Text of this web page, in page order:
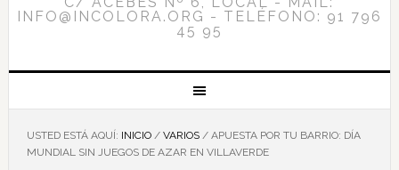
INFO@INCOLORA.ORG - TELÉFONO: 91 796
45 95
USTED ESTÁ AQUÍ: INICIO / VARIOS /APUESTA POR TU BARRIO: DÍA
MUNDIAL SIN JUEGOS DE AZAR EN VILLAVERDE